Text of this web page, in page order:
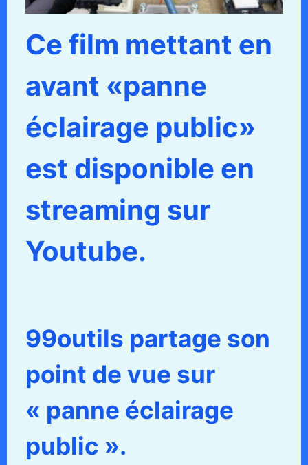
Ce film mettant en
avant «panne
éclairage public»
est disponible en
streaming sur
Youtube.
99outils partage son
point de vue sur
« panne éclairage
public ».